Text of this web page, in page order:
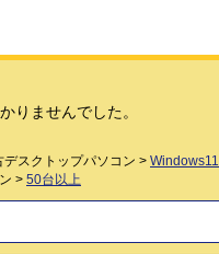
りませんでした。
デスクトップパソコン > Windows11
> 50台以上